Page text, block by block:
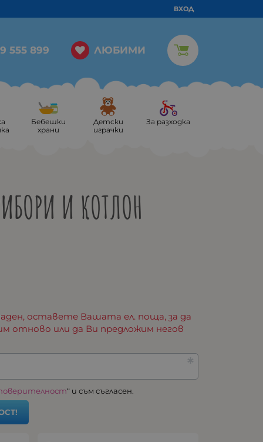
ВХОД
555 899 ЛЮБИМИ
Бебешки
храни
Детски
играчки
За разходка
И КОТЛОН
оставете Вашата ел. поща, за да
отново или да Ви предложим негов
“ и съм съгласен.